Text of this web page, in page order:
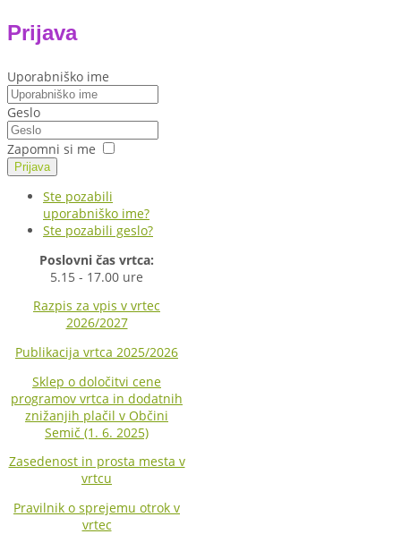
Prijava
Uporabniško ime
Geslo
Zapomni si me
Prijava
Ste pozabili
uporabniško ime?
Ste pozabili geslo?
Poslovni čas vrtca:
5.15 - 17.00 ure
Razpis za vpis v vrtec
2026/2027
Publikacija vrtca 2025/2026
Sklep o določitvi cene
programov vrtca in dodatnih
znižanjih plačil v Občini
Semič (1. 6. 2025)
Zasedenost in prosta mesta v
vrtcu
Pravilnik o sprejemu otrok v
vrtec